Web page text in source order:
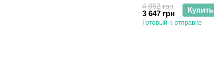
4 052 грн
3 647 грн Купить
Готовый к отправке